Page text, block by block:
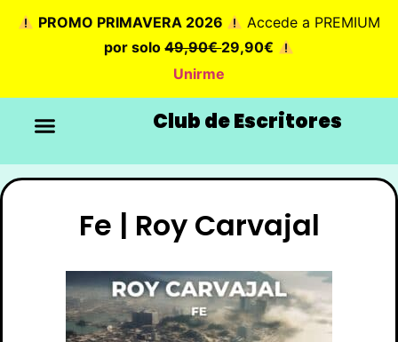
PROMO PRIMAVERA 2026
Accede a PREMIUM
por solo49,90€29,90€
Unirme
Club de Escritores
Fe | Roy Carvajal